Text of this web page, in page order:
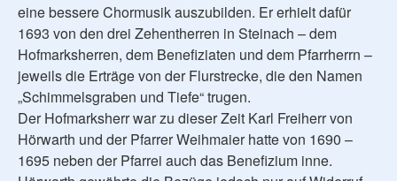
eine bessere Chormusik auszubilden. Er erhielt dafür
1693 von den drei Zehentherren in Steinach – dem
Hofmarksherren, dem Benefiziaten und dem Pfarrherrn –
jeweils die Erträge von der Flurstrecke, die den Namen
„Schimmelsgraben und Tiefe“ trugen.
Der Hofmarksherr war zu dieser Zeit Karl Freiherr von
Hörwarth und der Pfarrer Weihmaier hatte von 1690 –
1695 neben der Pfarrei auch das Benefizium inne.